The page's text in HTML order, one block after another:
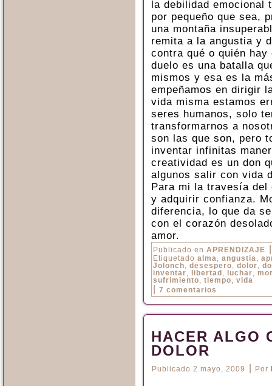
la debilidad emocional
por pequeño que sea,
una montaña
remita a la angustia y
contra qué o quién
duelo es una batalla
mismos y esa es la
empeñamos en dirigir
vida misma estamos
seres humanos, solo
transformarnos a
son las que son, pero
inventar infinitas
creatividad es un don
algunos salir con vida
Para mi la travesía del
y adquirir confianza.
diferencia, lo que da
con el corazón
amor.
Publicado en APRENDIZAJE
Etiquetado alma, angustia,
Jolonch, desespero, dolor,
inventar, libertad , luchar,
sufrimiento, tiempo, vida
7 comentarios
HACER ALGO
DOLOR
Publicado 2 mayo, 2009 Por